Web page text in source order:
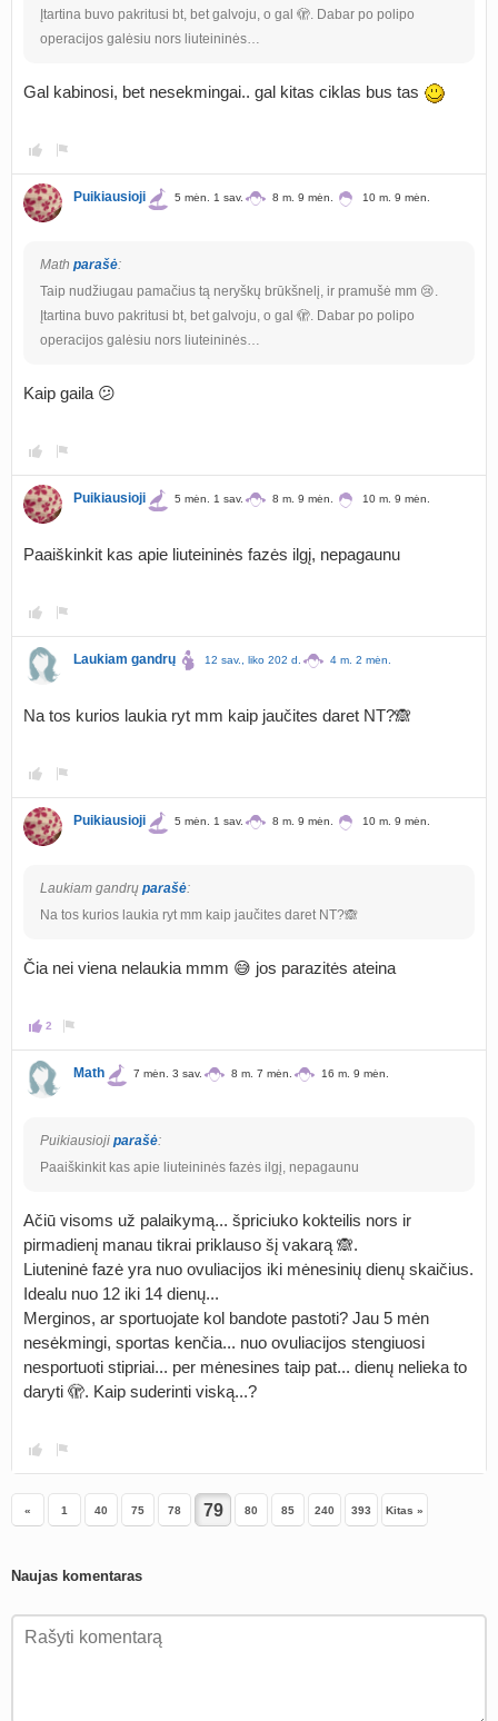
Įtartina buvo pakritusi bt, bet galvoju, o gal 🫣. Dabar po polipo
operacijos galėsiu nors liuteininės…
Gal kabinosi, bet nesekmingai.. gal kitas ciklas bus tas
Puikiausioji 5 mėn. 1 sav. 8 m. 9 mėn. 10 m. 9 mėn.
Math parašė:
Taip nudžiugau pamačius tą neryškų brūkšnelį, ir pramušė mm 😢.
Įtartina buvo pakritusi bt, bet galvoju, o gal 🫣. Dabar po polipo
operacijos galėsiu nors liuteininės…
Kaip gaila 😕
Puikiausioji 5 mėn. 1 sav. 8 m. 9 mėn. 10 m. 9 mėn.
Paaiškinkit kas apie liuteininės fazės ilgį, nepagaunu
Laukiam gandrų 12 sav., liko 202 d. 4 m. 2 mėn.
Na tos kurios laukia ryt mm kaip jaučites daret NT?🙈
Puikiausioji 5 mėn. 1 sav. 8 m. 9 mėn. 10 m. 9 mėn.
Laukiam gandrų parašė:
Na tos kurios laukia ryt mm kaip jaučites daret NT?🙈
Čia nei viena nelaukia mmm 😅 jos parazitės ateina
2
Math 7 mėn. 3 sav. 8 m. 7 mėn. 16 m. 9 mėn.
Puikiausioji parašė:
Paaiškinkit kas apie liuteininės fazės ilgį, nepagaunu
Ačiū visoms už palaikymą... špriciuko kokteilis nors ir
pirmadienį manau tikrai priklauso šį vakarą 🙈.
Liuteninė fazė yra nuo ovuliacijos iki mėnesinių dienų skaičius.
Idealu nuo 12 iki 14 dienų...
Merginos, ar sportuojate kol bandote pastoti? Jau 5 mėn
nesėkmingi, sportas kenčia... nuo ovuliacijos stengiuosi
nesportuoti stipriai... per mėnesines taip pat... dienų nelieka to
daryti 🫣. Kaip suderinti viską...?
« 1 40 75 78 80 85 240 393 Kitas »
Naujas komentaras